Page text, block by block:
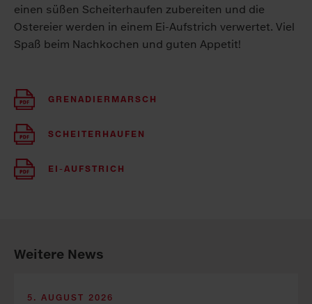
einen süßen Scheiterhaufen zubereiten und die
Ostereier werden in einem Ei-Aufstrich verwertet. Viel
Spaß beim Nachkochen und guten Appetit!
GRENADIERMARSCH
SCHEITERHAUFEN
EI-AUFSTRICH
Weitere News
5. AUGUST 2026